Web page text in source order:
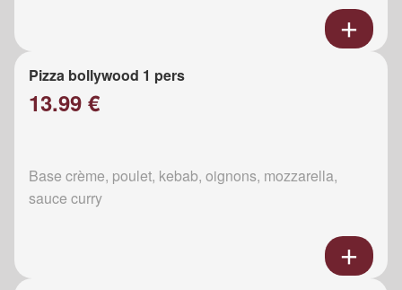
Pizza bollywood 1 pers
13.99 €
Base crème, poulet, kebab, oignons, mozzarella,
sauce curry